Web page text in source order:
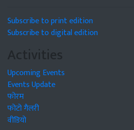
Subscribe to print edition
Subscribe to digital edition
Activities
Upcoming Events
Events Update
फोरम
फोटो गैलरी
वीडियो